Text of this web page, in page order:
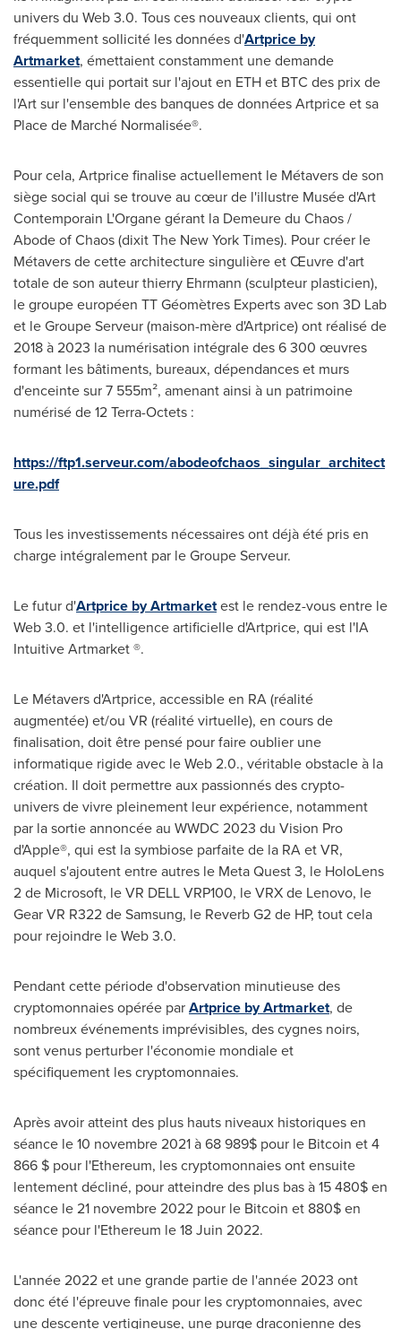
univers du Web 3.0. Tous ces nouveaux clients, qui ont
fréquemment sollicité les données d'Artprice by
Artmarket, émettaient constamment une demande
essentielle qui portait sur l'ajout en ETH et BTC des prix de
l'Art sur l'ensemble des banques de données Artprice et sa
Place de Marché Normalisée®.
Pour cela, Artprice finalise actuellement le Métavers de son
siège social qui se trouve au cœur de l'illustre Musée d'Art
Contemporain L'Organe gérant la Demeure du Chaos /
Abode of Chaos (dixit The New York Times). Pour créer le
Métavers de cette architecture singulière et Œuvre d'art
totale de son auteur thierry Ehrmann (sculpteur plasticien),
le groupe européen TT Géomètres Experts avec son 3D Lab
et le Groupe Serveur (maison-mère d'Artprice) ont réalisé de
2018 à 2023 la numérisation intégrale des 6 300 œuvres
formant les bâtiments, bureaux, dépendances et murs
d'enceinte sur 7 555m², amenant ainsi à un patrimoine
numérisé de 12 Terra-Octets :
https://ftp1.serveur.com/abodeofchaos_singular_architect
ure.pdf
Tous les investissements nécessaires ont déjà été pris en
charge intégralement par le Groupe Serveur.
Le futur d'Artprice by Artmarketest le rendez-vous entre le
Web 3.0. et l'intelligence artificielle d'Artprice, qui est l'IA
Intuitive Artmarket ®.
Le Métavers d'Artprice, accessible en RA (réalité
augmentée) et/ou VR (réalité virtuelle), en cours de
finalisation, doit être pensé pour faire oublier une
informatique rigide avec le Web 2.0., véritable obstacle à la
création. Il doit permettre aux passionnés des crypto-
univers de vivre pleinement leur expérience, notamment
par la sortie annoncée au WWDC 2023 du Vision Pro
d'Apple®, qui est la symbiose parfaite de la RA et VR,
auquel s'ajoutent entre autres le Meta Quest3, le HoloLens
2 de Microsoft, le VR DELL VRP100, le VRX de Lenovo, le
Gear VR R322 de Samsung, le Reverb G2 de HP, tout cela
pour rejoindre le Web 3.0.
Pendant cette période d'observation minutieuse des
cryptomonnaies opérée parArtprice by Artmarket, de
nombreux événements imprévisibles, des cygnes noirs,
sont venus perturber l'économie mondiale et
spécifiquement les cryptomonnaies.
Après avoir atteint des plus hauts niveaux historiques en
séance le 10 novembre 2021 à 68 989$ pour le Bitcoin et 4
866 $ pour l'Ethereum, les cryptomonnaies ont ensuite
lentement décliné, pour atteindre des plus bas à 15 480$ en
séance le 21 novembre 2022 pour le Bitcoin et 880$ en
séance pour l'Ethereum le 18 Juin 2022.
L'année2022 et une grande partie de l'année 2023 ont
donc été l'épreuve finale pour les cryptomonnaies, avec
une descente vertigineuse, une purge draconienne des